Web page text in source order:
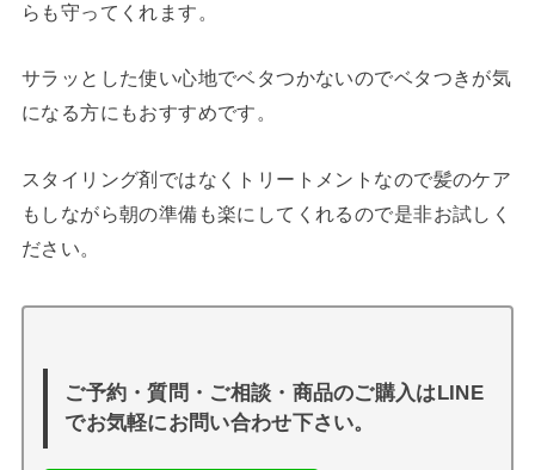
らも守ってくれます。
サラッとした使い心地でベタつかないのでベタつきが気
になる方にもおすすめです。
スタイリング剤ではなくトリートメントなので髪のケア
もしながら朝の準備も楽にしてくれるので是非お試しく
ださい。
ご予約・質問・ご相談・商品のご購入はLINE
でお気軽にお問い合わせ下さい。